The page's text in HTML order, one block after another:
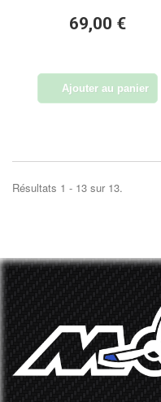
69,00 €
Ajouter au panier
Résultats 1 - 13 sur 13.